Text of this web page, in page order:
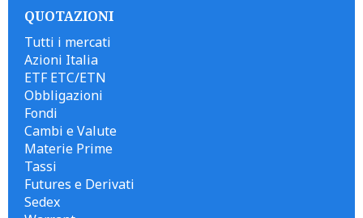
QUOTAZIONI
Tutti i mercati
Azioni Italia
ETF ETC/ETN
Obbligazioni
Fondi
Cambi e Valute
Materie Prime
Tassi
Futures e Derivati
Sedex